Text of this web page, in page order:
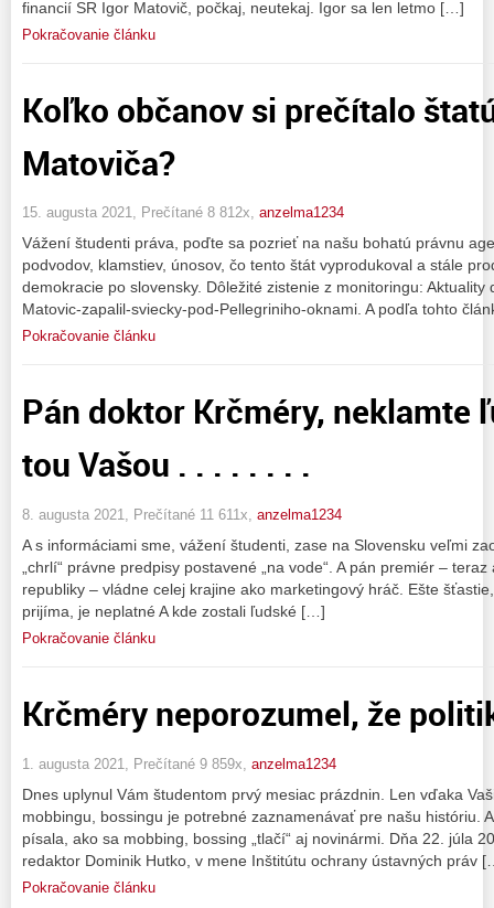
financií SR Igor Matovič, počkaj, neutekaj. Igor sa len letmo […]
Pokračovanie článku
Koľko občanov si prečítalo
Matoviča?
15. augusta 2021, Prečítané 8 812x, anzelma1234
Vážení študenti práva, poďte sa pozrieť na našu bohatú právnu
podvodov, klamstiev, únosov, čo tento štát vyprodukoval a stále
demokracie po slovensky. Dôležité zistenie z monitoringu:
Matovic-zapalil-sviecky-pod-Pellegriniho-oknami. A podľa tohto
Pokračovanie článku
Pán doktor Krčméry, neklamte
tou Vašou . . . . . . . .
8. augusta 2021, Prečítané 11 611x, anzelma1234
A s informáciami sme, vážení študenti, zase na Slovensku veľmi
„chrlí“ právne predpisy postavené „na vode“. A pán premiér –
republiky – vládne celej krajine ako marketingový hráč. Ešte
prijíma, je neplatné A kde zostali ľudské […]
Pokračovanie článku
Krčméry neporozumel, že
1. augusta 2021, Prečítané 9 859x, anzelma1234
Dnes uplynul Vám študentom prvý mesiac prázdnin. Len vďaka
mobbingu, bossingu je potrebné zaznamenávať pre našu históriu.
písala, ako sa mobbing, bossing „tlačí“ aj novinármi. Dňa 22. júla
redaktor Dominik Hutko, v mene Inštitútu ochrany ústavných práv
Pokračovanie článku